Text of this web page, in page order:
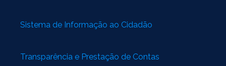
Sistema de Informação ao Cidadão
Transparência e Prestação de Contas